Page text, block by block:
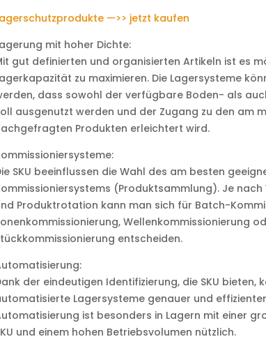
—>> jetzt kaufen
mit hoher Dichte:
gut definierten und organisierten Artikeln ist es
zu maximieren. Die Lagersysteme
dass sowohl der verfügbare Boden- als
ausgenutzt werden und der Zugang zu den am
Produkten erleichtert wird.
SKU beeinflussen die Wahl des am besten
(Produktsammlung). Je
Produktrotation kann man sich für Batch-
Wellenkommissionierung
entscheiden.
der eindeutigen Identifizierung, die SKU bieten,
Lagersysteme genauer und
ist besonders in Lagern mit einer
und einem hohen Betriebsvolumen nützlich.